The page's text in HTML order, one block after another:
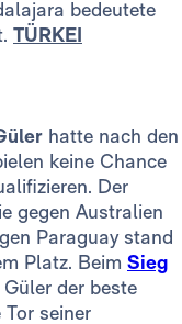
bedeutete
TÜRKEI
hatte nach den
keine Chance
Der
gegen Australien
Paraguay stand
Platz. Beim Sieg
der beste
seiner